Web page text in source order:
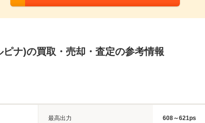
ピナ)の買取・売却・査定の参考情報
最高出力 608～621ps